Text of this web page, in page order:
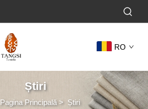
RO
Știri
Pagina Principală> Știri